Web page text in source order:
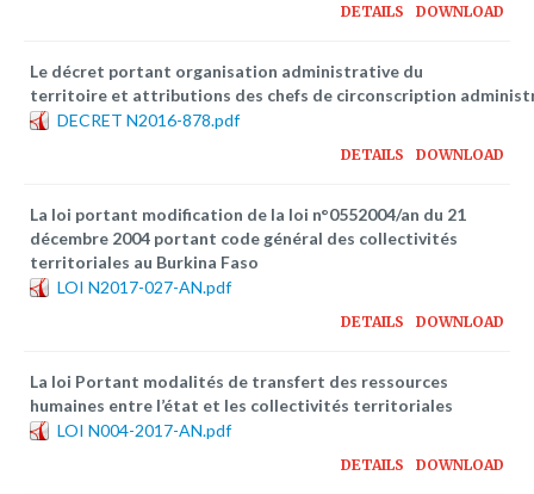
DOWNLOAD
DETAILS
Le décret portant organisation administrative du
territoire et attributions des chefs de circonscription
DECRET N2016-878.pdf
DOWNLOAD
DETAILS
La loi portant modification de la loi n°0552004/an du 21
décembre 2004 portant code général des collectivités
territoriales au Burkina Faso
LOI N2017-027-AN.pdf
DOWNLOAD
DETAILS
La loi Portant modalités de transfert des ressources
humaines entre l’état et les collectivités territoriales
LOI N004-2017-AN.pdf
DOWNLOAD
DETAILS